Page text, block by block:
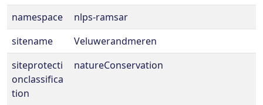
namespace
nlps-ramsar
sitename
Veluwerandmeren
siteprotecti
onclassifica
tion
natureConservation